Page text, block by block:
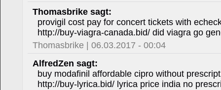
Thomasbrike sagt:
provigil cost pay for concert tickets with
http://buy-viagra-canada.bid/ did viagra go
Thomasbrike | 06.03.2017 - 00:04
AlfredZen sagt:
buy modafinil affordable cipro without
http://buy-lyrica.bid/ lyrica price india no